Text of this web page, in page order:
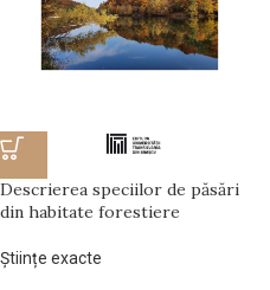
Descrierea speciilor de păsări
din habitate forestiere
Științe exacte